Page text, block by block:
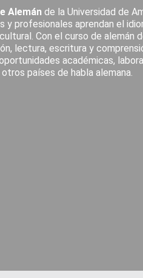
Alemán de la Universidad de
y profesionales aprendan el
Con el curso de alemán
lectura, escritura y
académicas,
países de habla alemana.